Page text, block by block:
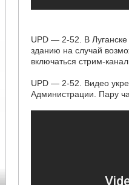
UPD — 2-52. В
зданию на случай
включаться стрим-
UPD — 2-52. Видео
Администрации. Пару